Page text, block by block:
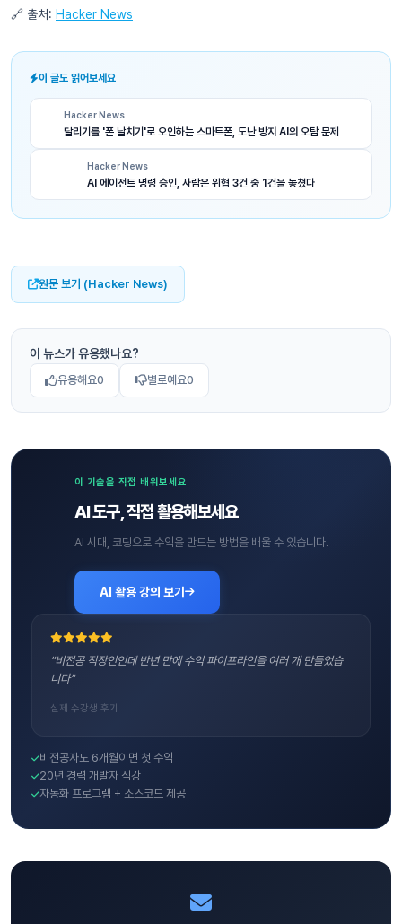
🔗 출처: Hacker News
이 글도 읽어보세요
Hacker News
달리기를 '폰 날치기'로 오인하는 스마트폰, 도난 방지 AI의 오탐 문제
Hacker News
AI 에이전트 명령 승인, 사람은 위협 3건 중 1건을 놓쳤다
원문 보기 (Hacker News)
이 뉴스가 유용했나요?
유용해요0 별로예요0
이 기술을 직접 배워보세요
AI 도구, 직접 활용해보세요
AI 시대, 코딩으로 수익을 만드는 방법을 배울 수 있습니다.
AI 활용 강의 보기
"비전공 직장인인데 반년 만에 수익 파이프라인을 여러 개 만들었습
니다"
실제 수강생 후기
비전공자도 6개월이면 첫 수익
20년 경력 개발자 직강
자동화 프로그램 + 소스코드 제공